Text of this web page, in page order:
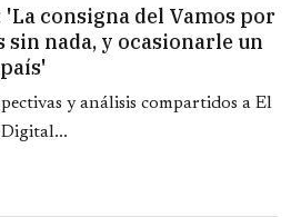
consigna del Vamos por
sin nada, y ocasionarle un
y análisis compartidos a El